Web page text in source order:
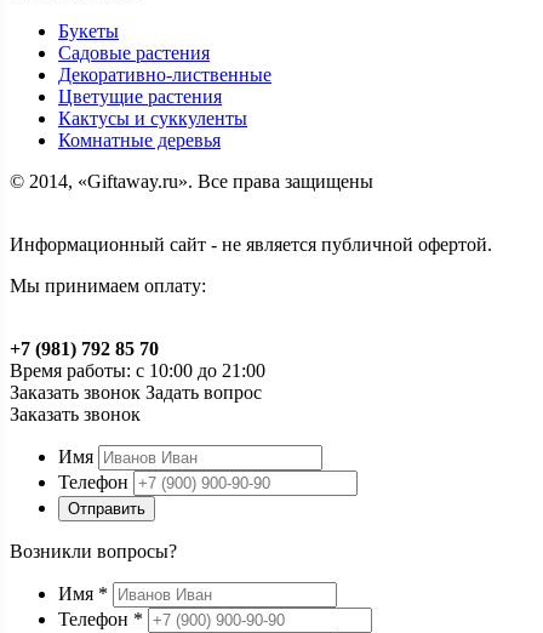
Букеты
Садовые растения
Декоративно-лиственные
Цветущие растения
Кактусы и суккуленты
Комнатные деревья
© 2014, «Giftaway.ru». Все права защищены
Информационный сайт - не является публичной офертой.
Мы принимаем оплату:
+7 (981) 792 85 70
Время работы: с 10:00 до 21:00
Заказать звонок Задать вопрос
Заказать звонок
Имя
Телефон
Отправить
Возникли вопросы?
Имя *
Телефон *